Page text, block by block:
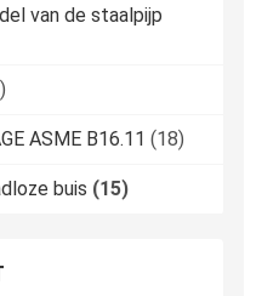
van de staalpijp
ASME B16.11 (18)
buis (15)